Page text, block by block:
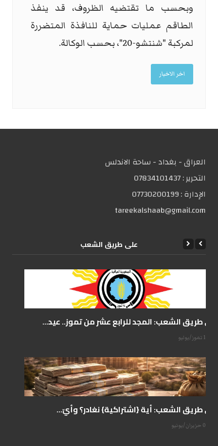
وبحسب ما تقتضيه الظروف، قد ينفذ
الطاقم عمليات حماية للنافذة المتضررة
لمركبة "شنتشو-20"، بحسب الوكالة.
اخر الاخبار
العراق - بغداد - ساحة الاندلس
التحریر :07834101437
الإدارة :07730200199
tareekalshaab@gmail.com
علی طریق الشعب
على طريق الشعب: المجد للرابع عشر من تموز.. عيد...
14 تموز/يوليو
على طريق الشعب: أية {اشتراكية} نغادر؟ وأيّ...
07 حزيران/يونيو